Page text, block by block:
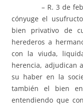
– R. 3 de
cónyuge el
bien privativo de
herederos a
con la viuda,
herencia, adjudican
su haber en la
también el bien
entendiendo que